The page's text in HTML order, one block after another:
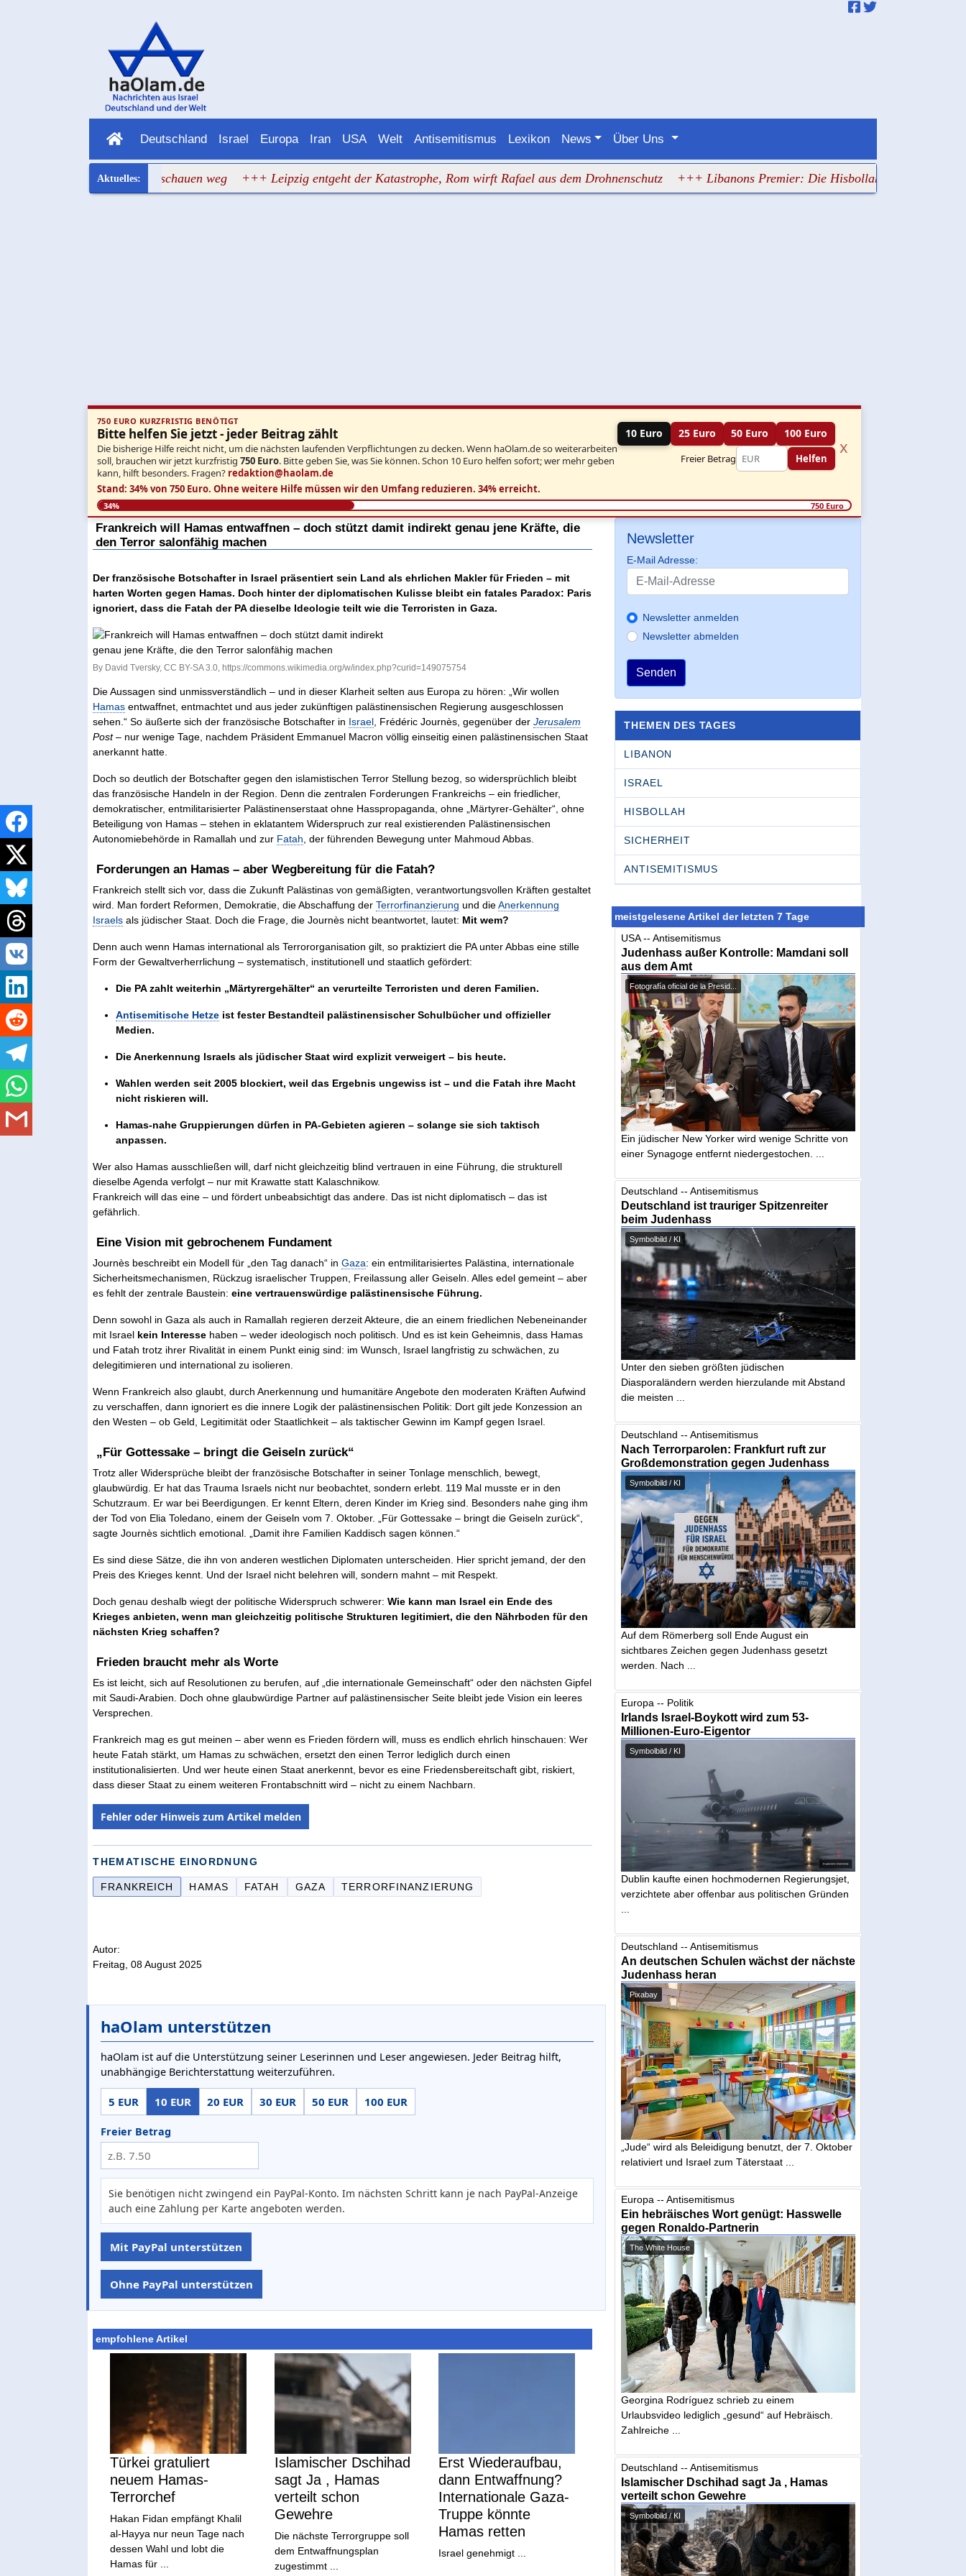
Deutschland Israel Europa Iran USA Welt Antisemitismus Lexikon News Über Uns
Die Verantwortlichen schauen weg +++ Leipzig entgeht der Katastrophe, Rom wirft Rafael aus dem Drohnenschutz +++ Libanons Premier: Die Hisbollah half Israel am
750 EURO KURZFRISTIG BENÖTIGT
Bitte helfen Sie jetzt - jeder Beitrag zählt
Die bisherige Hilfe reicht nicht, um die nächsten laufenden Verpflichtungen zu decken. Wenn haOlam.de so weiterarbeiten
soll, brauchen wir jetzt kurzfristig 750 Euro. Bitte geben Sie, was Sie können. Schon 10 Euro helfen sofort; wer mehr geben
kann, hilft besonders. Fragen? redaktion@haolam.de
10 Euro 25 Euro 50 Euro 100 Euro
Freier Betrag Helfen
x
Stand: 34% von 750 Euro. Ohne weitere Hilfe müssen wir den Umfang reduzieren. 34% erreicht.
34% 750 Euro
Frankreich will Hamas entwaffnen – doch stützt damit indirekt genau jene Kräfte, die
den Terror salonfähig machen
Der französische Botschafter in Israel präsentiert sein Land als ehrlichen Makler für Frieden – mit
harten Worten gegen Hamas. Doch hinter der diplomatischen Kulisse bleibt ein fatales Paradox: Paris
ignoriert, dass die Fatah der PA dieselbe Ideologie teilt wie die Terroristen in Gaza.
By David Tversky, CC BY-SA 3.0, https://commons.wikimedia.org/w/index.php?curid=149075754
Die Aussagen sind unmissverständlich – und in dieser Klarheit selten aus Europa zu hören: „Wir wollen
Hamas entwaffnet, entmachtet und aus jeder zukünftigen palästinensischen Regierung ausgeschlossen
sehen.“ So äußerte sich der französische Botschafter in Israel , Frédéric Journès, gegenüber derJerusalem
Post– nur wenige Tage, nachdem Präsident Emmanuel Macron völlig einseitig einen palästinensischen Staat
anerkannt hatte.
Doch so deutlich der Botschafter gegen den islamistischen Terror Stellung bezog, so widersprüchlich bleibt
das französische Handeln in der Region. Denn die zentralen Forderungen Frankreichs – ein friedlicher,
demokratischer, entmilitarisierter Palästinenserstaat ohne Hasspropaganda, ohne „Märtyrer-Gehälter“, ohne
Beteiligung von Hamas – stehen in eklatantem Widerspruch zur real existierenden Palästinensischen
Autonomiebehörde in Ramallah und zur Fatah , der führenden Bewegung unter Mahmoud Abbas.
Forderungen an Hamas – aber Wegbereitung für die Fatah?
Frankreich stellt sich vor, dass die Zukunft Palästinas von gemäßigten, verantwortungsvollen Kräften gestaltet
wird. Man fordert Reformen, Demokratie, die Abschaffung derTerrorfinanzierung und dieAnerkennung
Israels als jüdischer Staat. Doch die Frage, die Journès nicht beantwortet, lautet: Mit wem?
Denn auch wenn Hamas international als Terrororganisation gilt, so praktiziert die PA unter Abbas eine stille
Form der Gewaltverherrlichung – systematisch, institutionell und staatlich gefördert:
Die PA zahlt weiterhin „Märtyrergehälter“ an verurteilte Terroristen und deren Familien.
Antisemitische Hetze ist fester Bestandteil palästinensischer Schulbücher und offizieller
Medien.
Die Anerkennung Israels als jüdischer Staat wird explizit verweigert – bis heute.
Wahlen werden seit 2005 blockiert, weil das Ergebnis ungewiss ist – und die Fatah ihre Macht
nicht riskieren will.
Hamas-nahe Gruppierungen dürfen in PA-Gebieten agieren – solange sie sich taktisch
anpassen.
Wer also Hamas ausschließen will, darf nicht gleichzeitig blind vertrauen in eine Führung, die strukturell
dieselbe Agenda verfolgt – nur mit Krawatte statt Kalaschnikow.
Frankreich will das eine – und fördert unbeabsichtigt das andere. Das ist nicht diplomatisch – das ist
gefährlich.
Eine Vision mit gebrochenem Fundament
Journès beschreibt ein Modell für „den Tag danach“ inGaza: ein entmilitarisiertes Palästina, internationale
Sicherheitsmechanismen, Rückzug israelischer Truppen, Freilassung aller Geiseln. Alles edel gemeint – aber
es fehlt der zentrale Baustein:eine vertrauenswürdige palästinensische Führung.
Denn sowohl in Gaza als auch in Ramallah regieren derzeit Akteure, die an einem friedlichen Nebeneinander
mit Israel kein Interesse haben – weder ideologisch noch politisch. Und es ist kein Geheimnis, dass Hamas
und Fatah trotz ihrer Rivalität in einem Punkt einig sind: im Wunsch, Israel langfristig zu schwächen, zu
delegitimieren und international zu isolieren.
Wenn Frankreich also glaubt, durch Anerkennung und humanitäre Angebote den moderaten Kräften Aufwind
zu verschaffen, dann ignoriert es die innere Logik der palästinensischen Politik: Dort gilt jede Konzession an
den Westen – ob Geld, Legitimität oder Staatlichkeit – als taktischer Gewinn im Kampf gegen Israel.
„Für Gottessake – bringt die Geiseln zurück“
Trotz aller Widersprüche bleibt der französische Botschafter in seiner Tonlage menschlich, bewegt,
glaubwürdig. Er hat das Trauma Israels nicht nur beobachtet, sondern erlebt. 119 Mal musste er in den
Schutzraum. Er war bei Beerdigungen. Er kennt Eltern, deren Kinder im Krieg sind. Besonders nahe ging ihm
der Tod von Elia Toledano, einem der Geiseln vom 7. Oktober. „Für Gottessake – bringt die Geiseln zurück“,
sagte Journès sichtlich emotional. „Damit ihre Familien Kaddisch sagen können.“
Es sind diese Sätze, die ihn von anderen westlichen Diplomaten unterscheiden. Hier spricht jemand, der den
Preis des Krieges kennt. Und der Israel nicht belehren will, sondern mahnt – mit Respekt.
Doch genau deshalb wiegt der politische Widerspruch schwerer:Wie kann man Israel ein Ende des
Krieges anbieten, wenn man gleichzeitig politische Strukturen legitimiert, die den Nährboden für den
nächsten Krieg schaffen?
Frieden braucht mehr als Worte
Es ist leicht, sich auf Resolutionen zu berufen, auf „die internationale Gemeinschaft“ oder den nächsten Gipfel
mit Saudi-Arabien. Doch ohne glaubwürdige Partner auf palästinensischer Seite bleibt jede Vision ein leeres
Versprechen.
Frankreich mag es gut meinen – aber wenn es Frieden fördern will, muss es endlich ehrlich hinschauen: Wer
heute Fatah stärkt, um Hamas zu schwächen, ersetzt den einen Terror lediglich durch einen
institutionalisierten. Und wer heute einen Staat anerkennt, bevor es eine Friedensbereitschaft gibt, riskiert,
dass dieser Staat zu einem weiteren Frontabschnitt wird – nicht zu einem Nachbarn.
Fehler oder Hinweis zum Artikel melden
THEMATISCHE EINORDNUNG
FRANKREICH HAMAS FATAH GAZA TERRORFINANZIERUNG
Autor:
Freitag, 08 August 2025
haOlam unterstützen
haOlam ist auf die Unterstützung seiner Leserinnen und Leser angewiesen. Jeder Beitrag hilft,
unabhängige Berichterstattung weiterzuführen.
5 EUR 10 EUR 20 EUR 30 EUR 50 EUR 100 EUR
Freier Betrag
Sie benötigen nicht zwingend ein PayPal-Konto. Im nächsten Schritt kann je nach PayPal-Anzeige
auch eine Zahlung per Karte angeboten werden.
Mit PayPal unterstützen
Ohne PayPal unterstützen
empfohlene Artikel
Türkei gratuliert
neuem Hamas-
Terrorchef
Hakan Fidan empfängt Khalil
al-Hayya nur neun Tage nach
dessen Wahl und lobt die
Hamas für ...
Islamischer Dschihad
sagt Ja , Hamas
verteilt schon
Gewehre
Die nächste Terrorgruppe soll
dem Entwaffnungsplan
zugestimmt ...
Erst Wiederaufbau,
dann Entwaffnung?
Internationale Gaza-
Truppe könnte
Hamas retten
Israel genehmigt ...
Newsletter
E-Mail Adresse:
Newsletter anmelden
Newsletter abmelden
Senden
THEMEN DES TAGES
LIBANON
ISRAEL
HISBOLLAH
SICHERHEIT
ANTISEMITISMUS
meistgelesene Artikel der letzten 7 Tage
USA -- Antisemitismus
Judenhass außer Kontrolle: Mamdani soll
aus dem Amt
Fotografía oficial de la Presid...
Ein jüdischer New Yorker wird wenige Schritte von
einer Synagoge entfernt niedergestochen. ...
Deutschland -- Antisemitismus
Deutschland ist trauriger Spitzenreiter
beim Judenhass
Symbolbild / KI
Unter den sieben größten jüdischen
Diasporaländern werden hierzulande mit Abstand
die meisten ...
Deutschland -- Antisemitismus
Nach Terrorparolen: Frankfurt ruft zur
Großdemonstration gegen Judenhass
Symbolbild / KI
Auf dem Römerberg soll Ende August ein
sichtbares Zeichen gegen Judenhass gesetzt
werden. Nach ...
Europa -- Politik
Irlands Israel-Boykott wird zum 53-
Millionen-Euro-Eigentor
Symbolbild / KI
Dublin kaufte einen hochmodernen Regierungsjet,
verzichtete aber offenbar aus politischen Gründen
Deutschland -- Antisemitismus
An deutschen Schulen wächst der nächste
Judenhass heran
Pixabay
„Jude“ wird als Beleidigung benutzt, der 7. Oktober
relativiert und Israel zum Täterstaat ...
Europa -- Antisemitismus
Ein hebräisches Wort genügt: Hasswelle
gegen Ronaldo-Partnerin
The White House
Georgina Rodríguez schrieb zu einem
Urlaubsvideo lediglich „gesund“ auf Hebräisch.
Zahlreiche ...
Deutschland -- Antisemitismus
Islamischer Dschihad sagt Ja , Hamas
verteilt schon Gewehre
Symbolbild / KI